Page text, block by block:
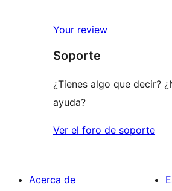
Your review
Soporte
¿Tienes algo que decir?
ayuda?
Ver el foro de soporte
Acerca de